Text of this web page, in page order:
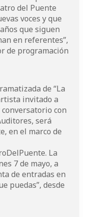
del Puente
voces y que
que siguen
en referentes”,
de programación
de “La
invitado a
con
será
en el marco de
. La
7 de mayo, a
de entradas en
puedas”, desde